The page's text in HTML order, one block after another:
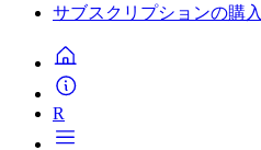
サブスクリプションの購入
R